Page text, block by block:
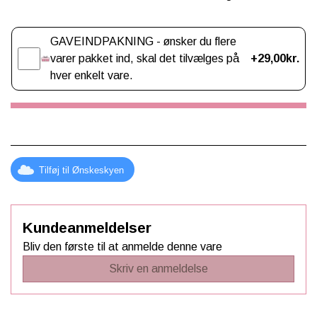
GAVEINDPAKNING - ønsker du flere
varer pakket ind, skal det tilvælges på
hver enkelt vare.
+29,00kr.
Tilføj til Ønskeskyen
Kundeanmeldelser
Bliv den første til at anmelde denne vare
Skriv en anmeldelse